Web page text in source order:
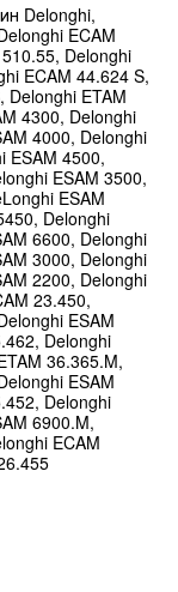
Delonghi,
ECAM
Delonghi
ECAM 44.624 S,
Delonghi ETAM
4300, Delonghi
4000, Delonghi
ESAM 4500,
ESAM 3500,
ESAM
Delonghi
6600, Delonghi
3000, Delonghi
2200, Delonghi
23.450,
ESAM
Delonghi
36.365.M,
ESAM
Delonghi
6900.M,
ECAM